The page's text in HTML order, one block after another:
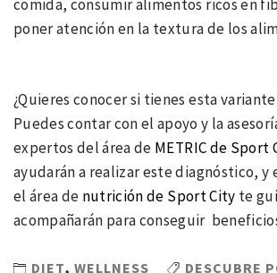
comida, consumir alimentos ricos en
poner atención en la textura de los
¿Quieres conocer si tienes esta
Puedes contar con el apoyo y la
expertos del área de METRIC de Sport
ayudarán a realizar este diagnóstico, y
el área de nutrición de Sport City te
acompañarán para conseguir
DIET, WELLNESS
DESCUBRE